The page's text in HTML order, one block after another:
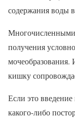
содержания воды
Многочисленными
получения
мочеобразования.
кишку
Если это введение
какого-либо